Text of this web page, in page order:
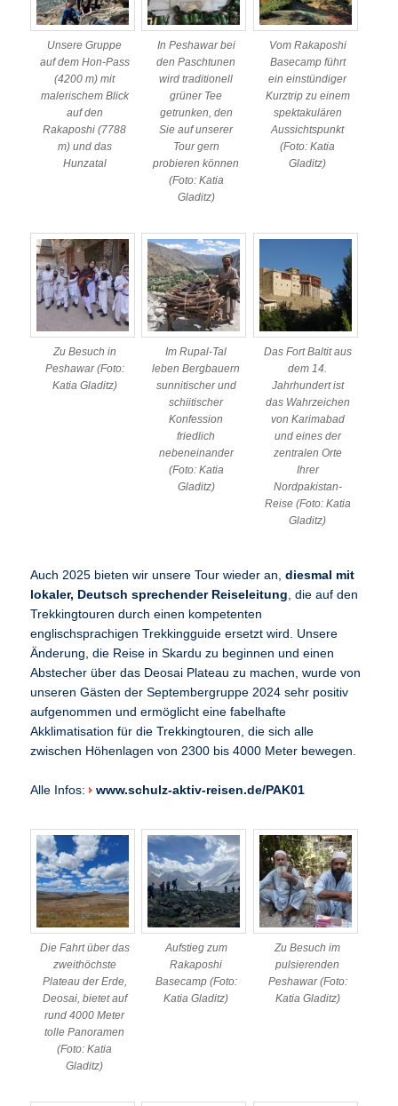
Unsere Gruppe
auf dem Hon-Pass
(4200 m) mit
malerischem Blick
auf den
Rakaposhi (7788
m) und das
Hunzatal
In Peshawar bei
den Paschtunen
wird traditionell
grüner Tee
getrunken, den
Sie auf unserer
Tour gern
probieren können
(Foto: Katia
Gladitz)
Vom Rakaposhi
Basecamp führt
ein einstündiger
Kurztrip zu einem
spektakulären
Aussichtspunkt
(Foto: Katia
Gladitz)
Zu Besuch in
Peshawar (Foto:
Katia Gladitz)
Im Rupal-Tal
leben Bergbauern
sunnitischer und
schiitischer
Konfession
friedlich
nebeneinander
(Foto: Katia
Gladitz)
Das Fort Baltit aus
dem 14.
Jahrhundert ist
das Wahrzeichen
von Karimabad
und eines der
zentralen Orte
Ihrer
Nordpakistan-
Reise (Foto: Katia
Gladitz)
Auch 2025 bieten wir unsere Tour wieder an,diesmal mit
lokaler, Deutsch sprechender Reiseleitung, die auf den
Trekkingtouren durch einen kompetenten
englischsprachigen Trekkingguide ersetzt wird. Unsere
Änderung, die Reise in Skardu zu beginnen und einen
Abstecher über das Deosai Plateau zu machen, wurde von
unseren Gästen der Septembergruppe 2024 sehr positiv
aufgenommen und ermöglicht eine fabelhafte
Akklimatisation für die Trekkingtouren, die sich alle
zwischen Höhenlagen von 2300 bis 4000 Meter bewegen.
Alle Infos: www.schulz-aktiv-reisen.de/PAK01
Die Fahrt über das
zweithöchste
Plateau der Erde,
Deosai, bietet auf
rund 4000 Meter
tolle Panoramen
(Foto: Katia
Gladitz)
Aufstieg zum
Rakaposhi
Basecamp (Foto:
Katia Gladitz)
Zu Besuch im
pulsierenden
Peshawar (Foto:
Katia Gladitz)